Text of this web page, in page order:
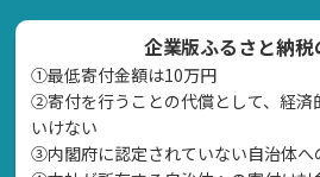
企業版ふるさと納税
①最低寄付金額は10万円
②寄付を行うことの代償として、経済
いけない
➂内閣府に認定されていない自治体へ